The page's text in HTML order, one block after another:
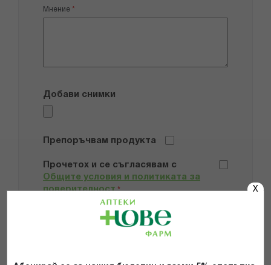
X
Мнение
Добави снимки
Препоръчвам продукта
Прочетох и се съгласявам с
Общите условия и политиката за
поверителност *
ИЗПРАТИ